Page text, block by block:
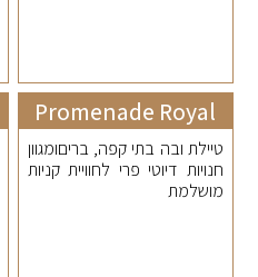
Promenade Royal
טיילת ובה בתי קפה, בריםומגוון
חנויות דיוטי פרי לחוויית קניות
מושלמת